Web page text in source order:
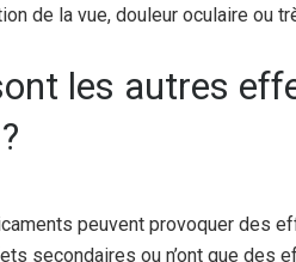
de la vue, douleur oculaire ou
les autres
peuvent provoquer des
secondaires ou n’ont que